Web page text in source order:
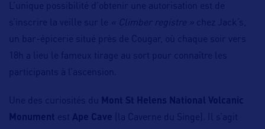
L’unique possibilité d’obtenir une autorisation est de
s’inscrire la veille sur le
« Climber registre » chez Jack’s,
un bar-épicerie situé près de Cougar, où chaque soir vers
18h a lieu le fameux tirage au sort pour connaître les
participants à l’ascension.
Une des curiosités du
Mont St Helens National Volcanic
Monument est Ape Cave (la Caverne du Singe). Il s’agit